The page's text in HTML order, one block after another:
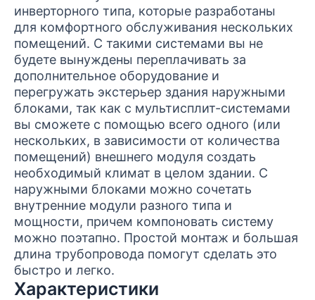
инверторного типа, которые разработаны
для комфортного обслуживания нескольких
помещений. С такими системами вы не
будете вынуждены переплачивать за
дополнительное оборудование и
перегружать экстерьер здания наружными
блоками, так как с мультисплит-системами
вы сможете с помощью всего одного (или
нескольких, в зависимости от количества
помещений) внешнего модуля создать
необходимый климат в целом здании. С
наружными блоками можно сочетать
внутренние модули разного типа и
мощности, причем компоновать систему
можно поэтапно. Простой монтаж и большая
длина трубопровода помогут сделать это
быстро и легко.
Характеристики